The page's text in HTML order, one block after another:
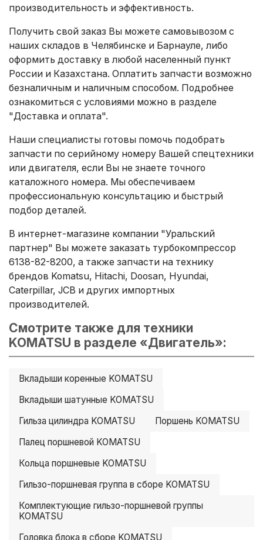
производительность и эффективность.
Получить свой заказ Вы можете самовывозом с
наших складов в Челябинске и Барнауле, либо
оформить доставку в любой населенный пункт
России и Казахстана. Оплатить запчасти возможно
безналичным и наличным способом. Подробнее
ознакомиться с условиями можно в разделе
"Доставка и оплата".
Наши специалисты готовы помочь подобрать
запчасти по серийному номеру Вашей спецтехники
или двигателя, если Вы не знаете точного
каталожного номера. Мы обеспечиваем
профессиональную консультацию и быстрый
подбор деталей.
В интернет-магазине компании "Уральский
партнер" Вы можете заказать турбокомпрессор
6138-82-8200, а также запчасти на технику
брендов Komatsu, Hitachi, Doosan, Hyundai,
Caterpillar, JCB и других импортных
производителей.
Смотрите также для техники
KOMATSU в разделе «Двигатель»:
Вкладыши коренные KOMATSU
Вкладыши шатунные KOMATSU
Гильза цилиндра KOMATSU
Поршень KOMATSU
Палец поршневой KOMATSU
Кольца поршневые KOMATSU
Гильзо-поршневая группа в сборе KOMATSU
Комплектующие гильзо-поршневой группы
KOMATSU
Головка блока в сборе KOMATSU